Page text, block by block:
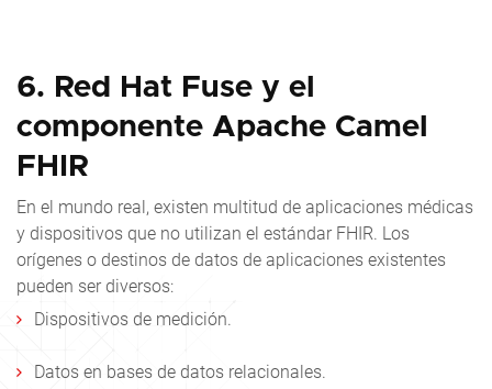
6. Red Hat Fuse y el
componente Apache Camel
FHIR
En el mundo real, existen multitud de aplicaciones médicas
y dispositivos que no utilizan el estándar FHIR. Los
orígenes o destinos de datos de aplicaciones existentes
pueden ser diversos:
Dispositivos de medición.
Datos en bases de datos relacionales.